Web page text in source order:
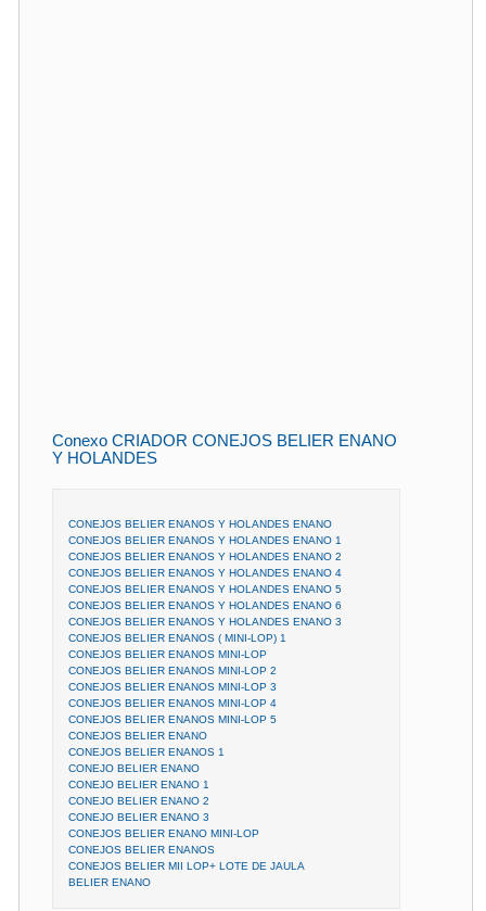
Conexo CRIADOR CONEJOS BELIER ENANO
Y HOLANDES
CONEJOS BELIER ENANOS Y HOLANDES ENANO
CONEJOS BELIER ENANOS Y HOLANDES ENANO 1
CONEJOS BELIER ENANOS Y HOLANDES ENANO 2
CONEJOS BELIER ENANOS Y HOLANDES ENANO 4
CONEJOS BELIER ENANOS Y HOLANDES ENANO 5
CONEJOS BELIER ENANOS Y HOLANDES ENANO 6
CONEJOS BELIER ENANOS Y HOLANDES ENANO 3
CONEJOS BELIER ENANOS ( MINI-LOP) 1
CONEJOS BELIER ENANOS MINI-LOP
CONEJOS BELIER ENANOS MINI-LOP 2
CONEJOS BELIER ENANOS MINI-LOP 3
CONEJOS BELIER ENANOS MINI-LOP 4
CONEJOS BELIER ENANOS MINI-LOP 5
CONEJOS BELIER ENANO
CONEJOS BELIER ENANOS 1
CONEJO BELIER ENANO
CONEJO BELIER ENANO 1
CONEJO BELIER ENANO 2
CONEJO BELIER ENANO 3
CONEJOS BELIER ENANO MINI-LOP
CONEJOS BELIER ENANOS
CONEJOS BELIER MII LOP+ LOTE DE JAULA
BELIER ENANO